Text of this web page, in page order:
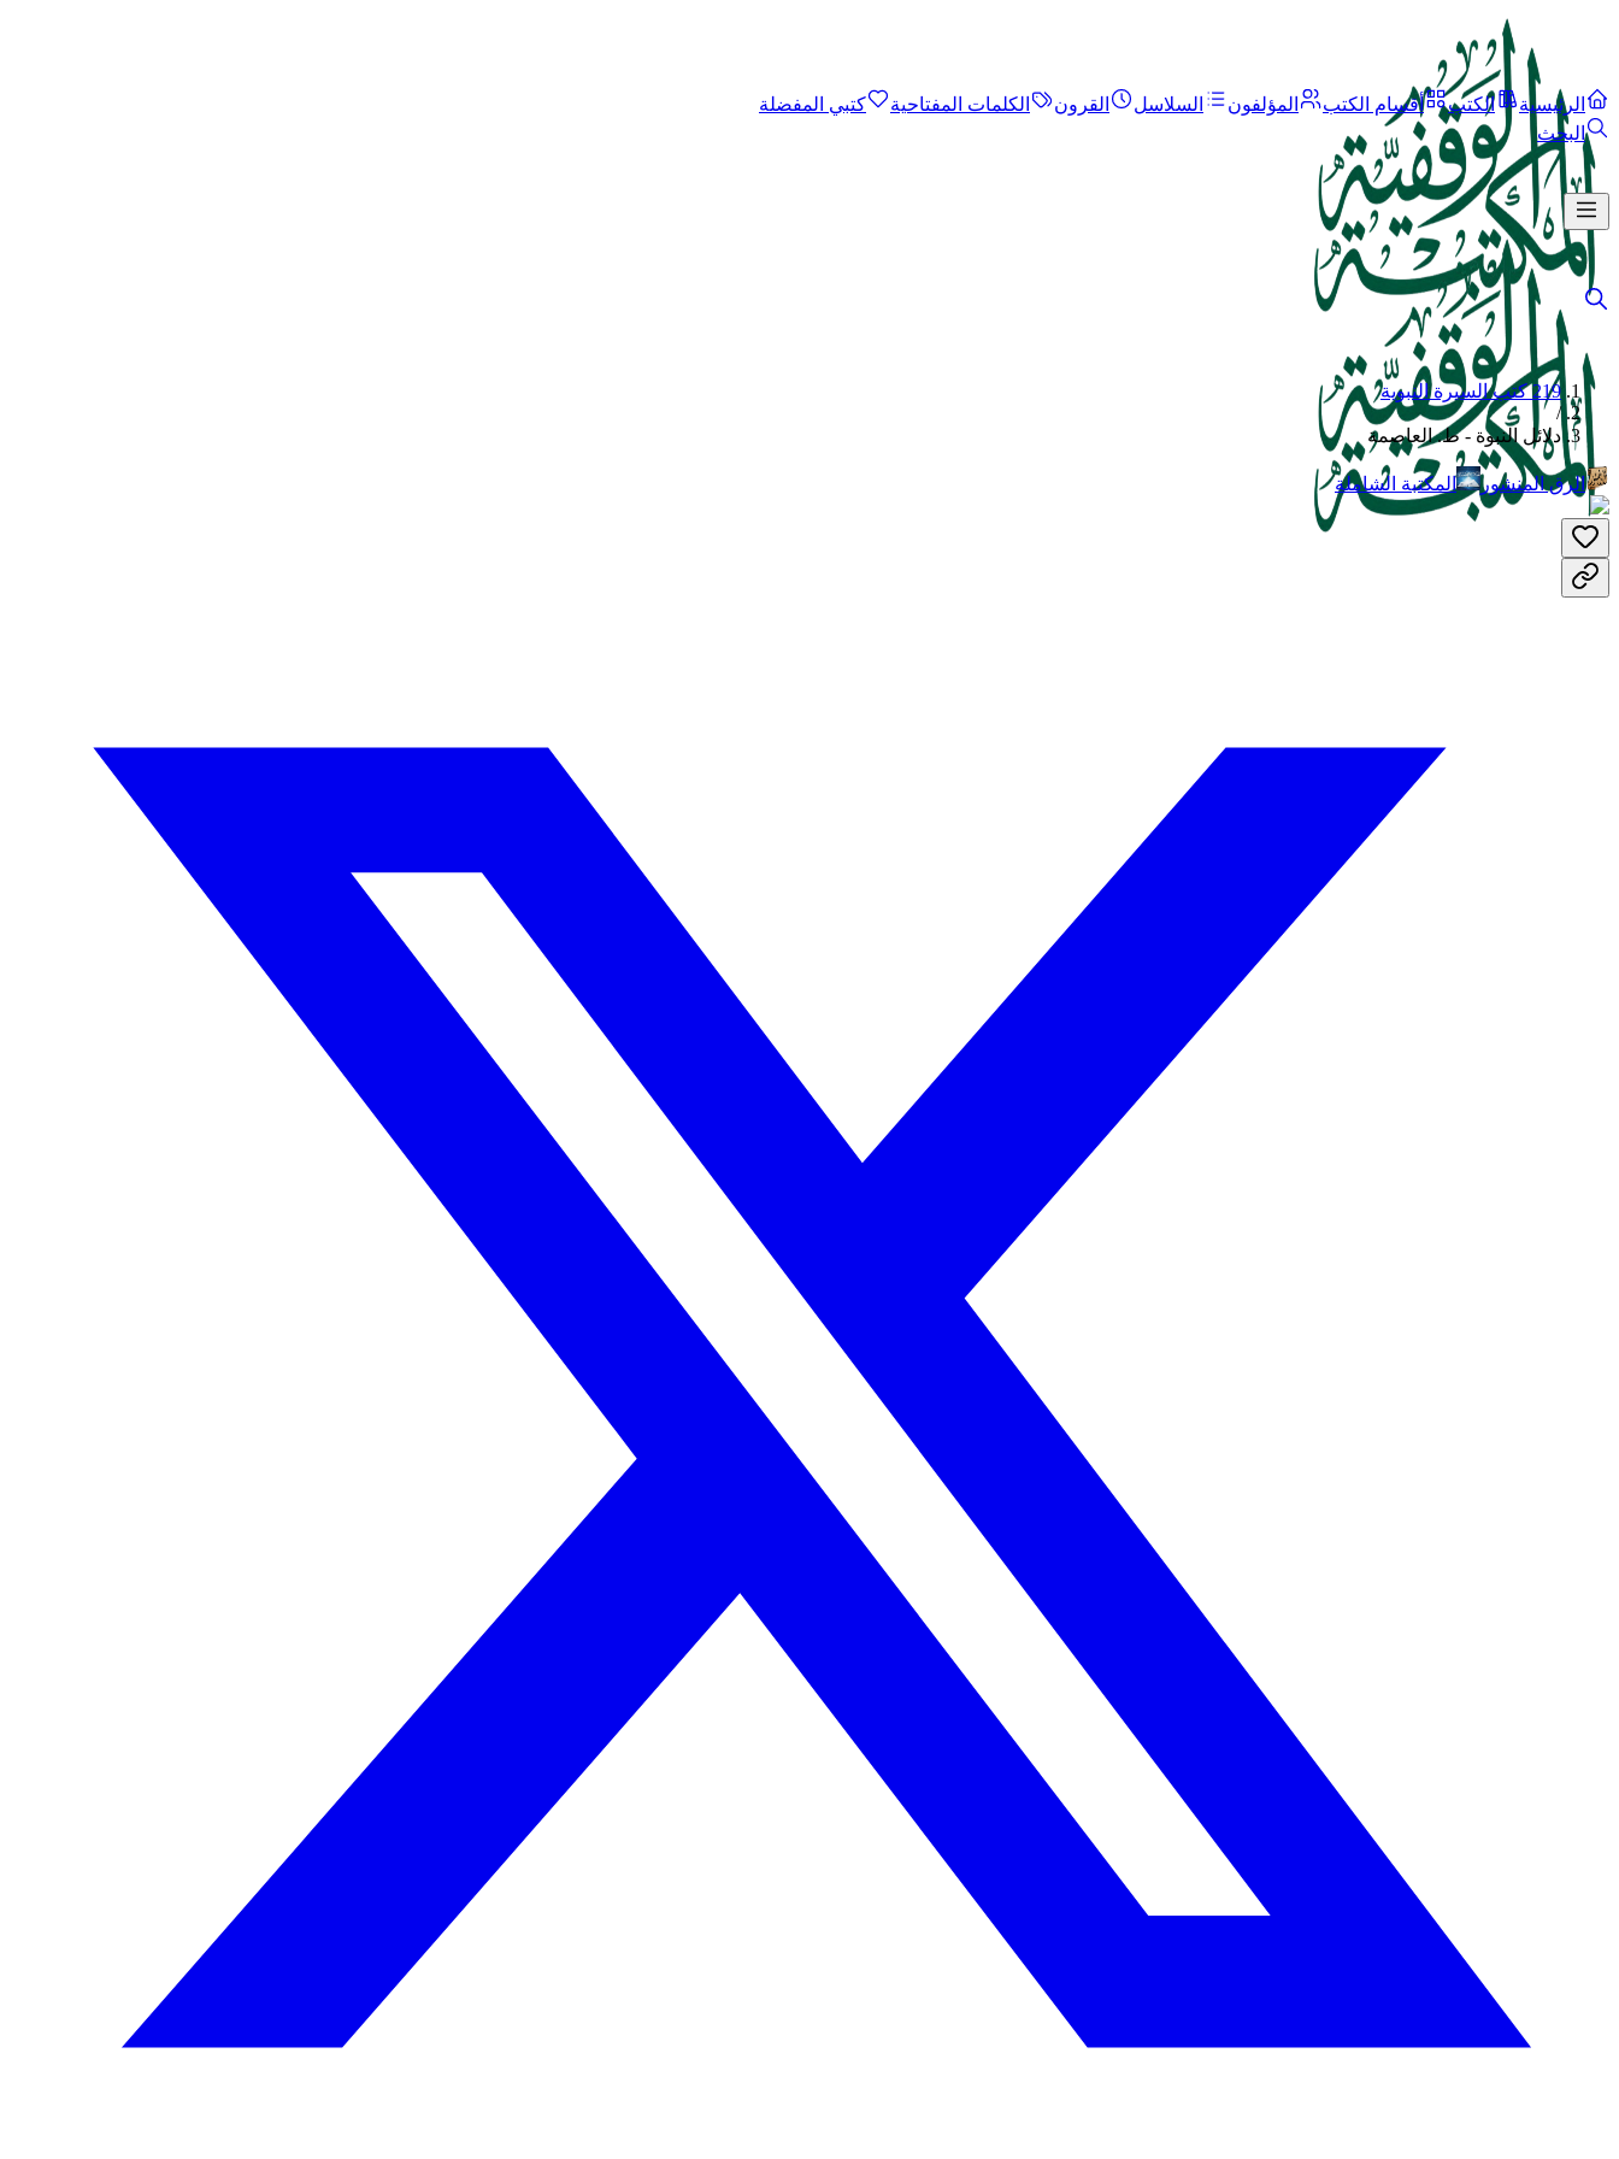
الرئيسية الكتب أقسام الكتب المؤلفون السلاسل القرون الكلمات المفتاحية
كتبي المفضلة
البحث
219 كتب السيرة النبوية
/
دلائل النبوة - ط. العاصمة
الرق المنشور المكتبة الشاملة